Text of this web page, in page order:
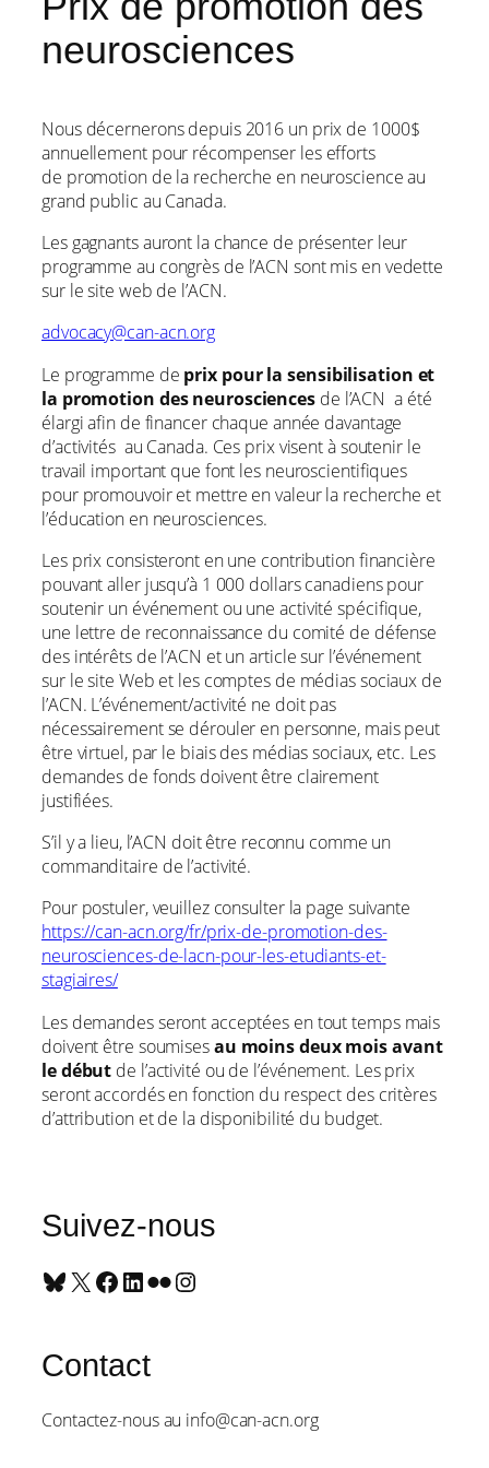
neurosciences
Nous décernerons depuis 2016 un prix de 1000$
annuellement pour récompenser les efforts
de promotion de la recherche en neuroscience au
grand public au Canada.
Les gagnants auront la chance de présenter leur
programme au congrès de l’ACN sont mis en vedette
sur le site web de l’ACN.
advocacy@can-acn.org
Le programme de prix pour la sensibilisation et
la promotion des neurosciences de l’ACN a été
élargi afin de financer chaque année davantage
d’activités au Canada. Ces prix visent à soutenir le
travail important que font les neuroscientifiques
pour promouvoir et mettre en valeur la recherche et
l’éducation en neurosciences.
Les prix consisteront en une contribution financière
pouvant aller jusqu’à 1 000 dollars canadiens pour
soutenir un événement ou une activité spécifique,
une lettre de reconnaissance du comité de défense
des intérêts de l’ACN et un article sur l’événement
sur le site Web et les comptes de médias sociaux de
l’ACN. L’événement/activité ne doit pas
nécessairement se dérouler en personne, mais peut
être virtuel, par le biais des médias sociaux, etc. Les
demandes de fonds doivent être clairement
justifiées.
S’il y a lieu, l’ACN doit être reconnu comme un
commanditaire de l’activité.
Pour postuler, veuillez consulter la page suivante
https://can-acn.org/fr/prix-de-promotion-des-
neurosciences-de-lacn-pour-les-etudiants-et-
stagiaires/
Les demandes seront acceptées en tout temps mais
doivent être soumisesau moins deux mois avant
le début de l’activité ou de l’événement. Les prix
seront accordés en fonction du respect des critères
d’attribution et de la disponibilité du budget.
Suivez-nous
Bluesky X Facebook LinkedIn Flickr Instagram
Contact
Contactez-nous au info@can-acn.org